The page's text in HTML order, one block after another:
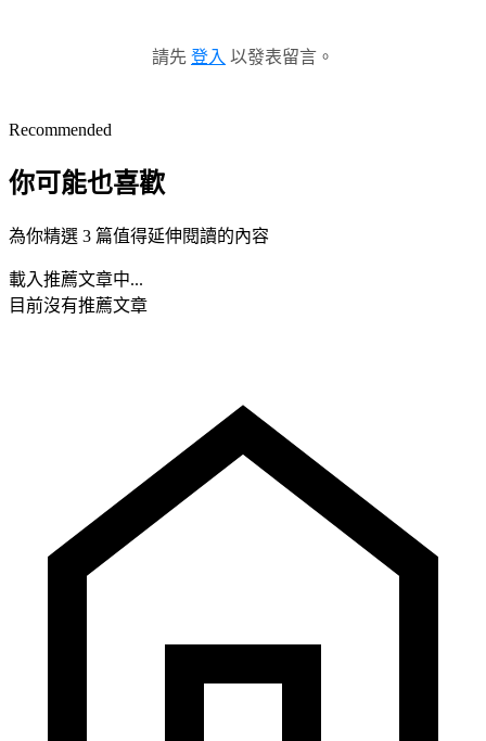
請先 登入 以發表留言。
Recommended
你可能也喜歡
為你精選 3 篇值得延伸閱讀的內容
載入推薦文章中...
目前沒有推薦文章